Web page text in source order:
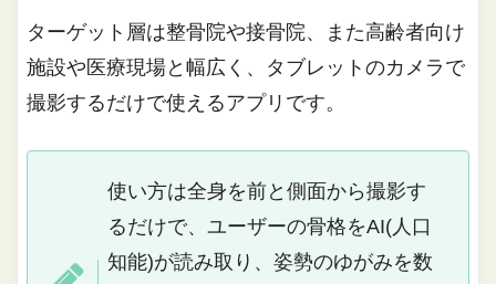
ターゲット層は整骨院や接骨院、また高齢者向け
施設や医療現場と幅広く、タブレットのカメラで
撮影するだけで使えるアプリです。
使い方は全身を前と側面から撮影す
るだけで、ユーザーの骨格をAI(人口
知能)が読み取り、姿勢のゆがみを数